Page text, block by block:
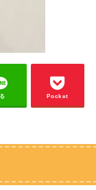
Pocket